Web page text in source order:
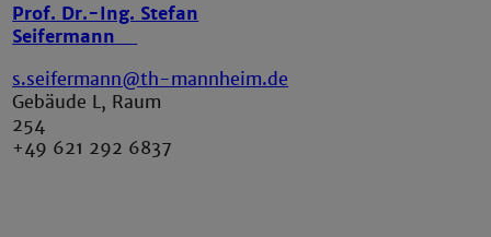
Prof. Dr.-Ing. Stefan
Seifermann
s.seifermann@th-mannheim.de
Gebäude L, Raum
254
+49 621 292 6837